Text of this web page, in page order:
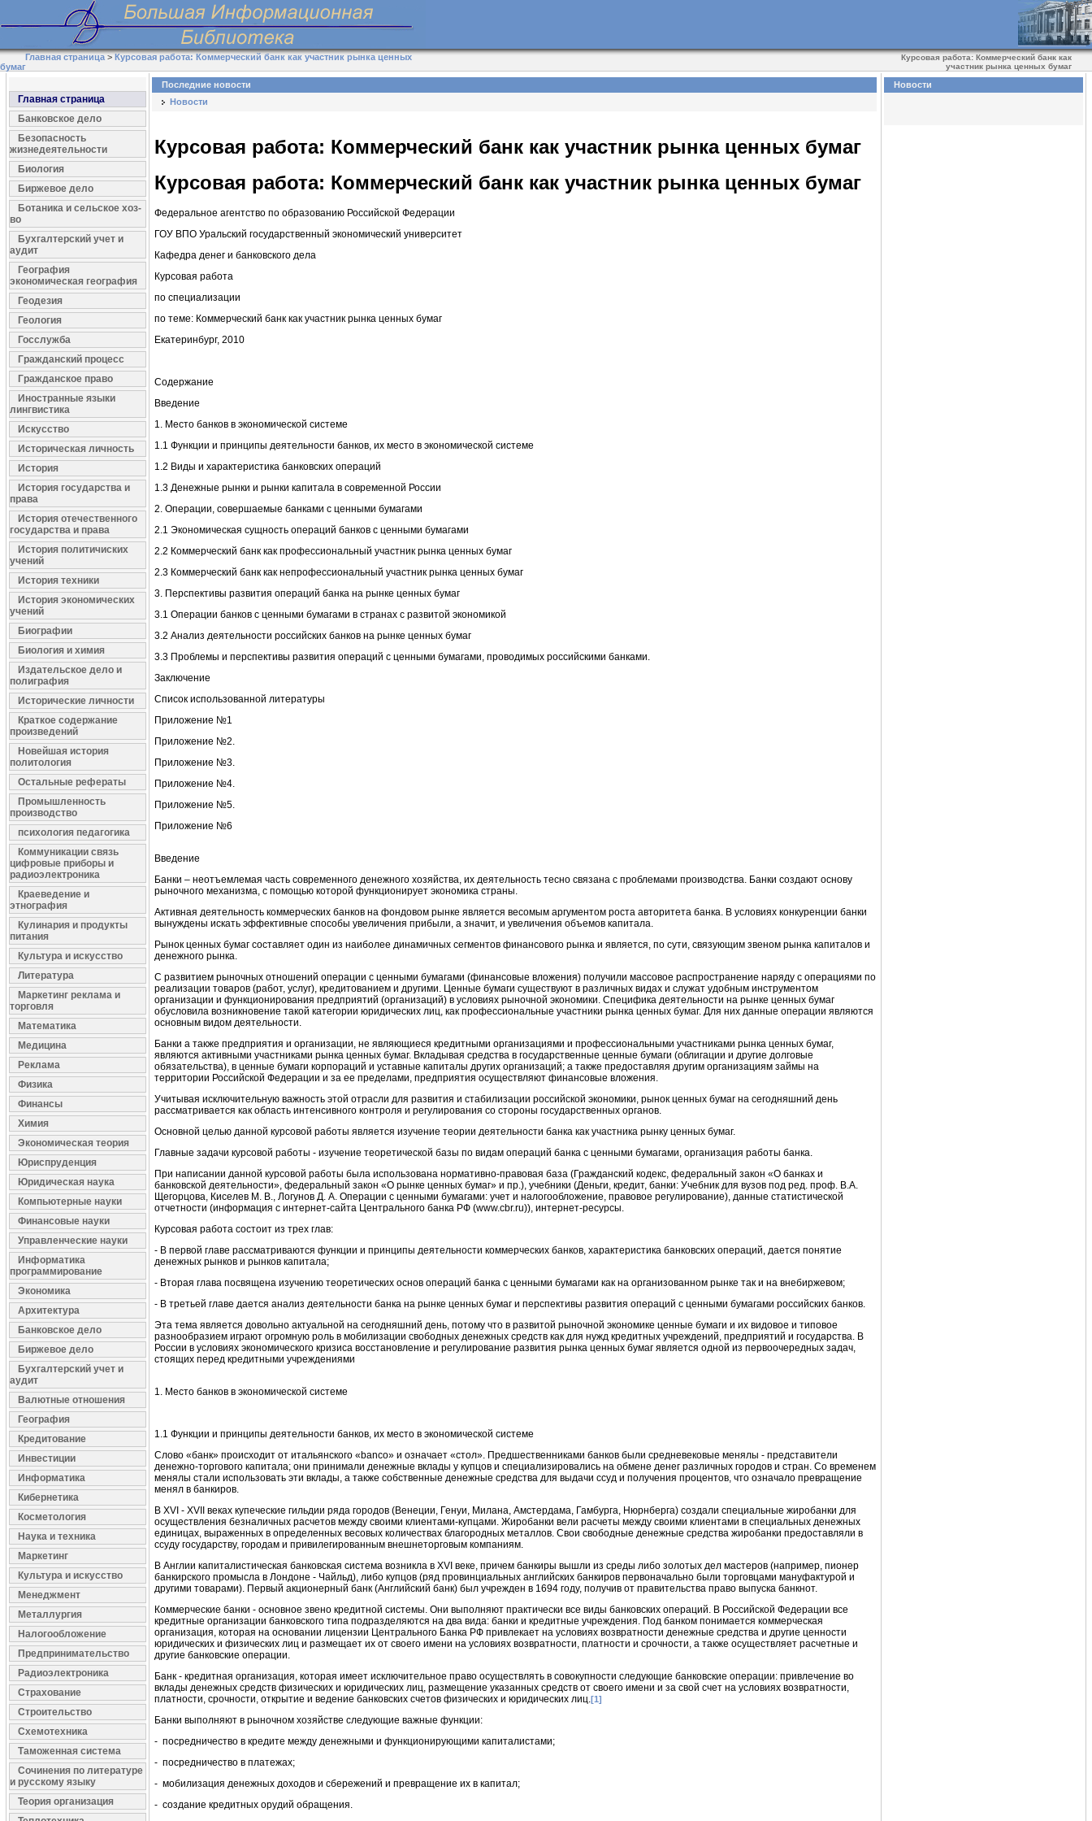
Главная страница>Курсовая работа: Коммерческий банк как участник рынка ценных
бумаг
Курсовая работа: Коммерческий банк как
участник рынка ценных бумаг
Главная страница
Банковское дело
Безопасность
жизнедеятельности
Биология
Биржевое дело
Ботаника и сельское хоз-
во
Бухгалтерский учет и
аудит
География
экономическая география
Геодезия
Геология
Госслужба
Гражданский процесс
Гражданское право
Иностранные языки
лингвистика
Искусство
Историческая личность
История
История государства и
права
История отечественного
государства и права
История политичиских
учений
История техники
История экономических
учений
Биографии
Биология и химия
Издательское дело и
полиграфия
Исторические личности
Краткое содержание
произведений
Новейшая история
политология
Остальные рефераты
Промышленность
производство
психология педагогика
Коммуникации связь
цифровые приборы и
радиоэлектроника
Краеведение и
этнография
Кулинария и продукты
питания
Культура и искусство
Литература
Маркетинг реклама и
торговля
Математика
Медицина
Реклама
Физика
Финансы
Химия
Экономическая теория
Юриспруденция
Юридическая наука
Компьютерные науки
Финансовые науки
Управленческие науки
Информатика
программирование
Экономика
Архитектура
Банковское дело
Биржевое дело
Бухгалтерский учет и
аудит
Валютные отношения
География
Кредитование
Инвестиции
Информатика
Кибернетика
Косметология
Наука и техника
Маркетинг
Культура и искусство
Менеджмент
Металлургия
Налогообложение
Предпринимательство
Радиоэлектроника
Страхование
Строительство
Схемотехника
Таможенная система
Сочинения по литературе
и русскому языку
Теория организация
Последние новости
Новости
Курсовая работа: Коммерческий банк как участник рынка ценных бумаг
Курсовая работа: Коммерческий банк как участник рынка ценных бумаг
Федеральное агентство по образованию Российской Федерации
ГОУ ВПО Уральский государственный экономический университет
Кафедра денег и банковского дела
Курсовая работа
по специализации
по теме: Коммерческий банк как участник рынка ценных бумаг
Екатеринбург, 2010
Содержание
Введение
1. Место банков в экономической системе
1.1 Функции и принципы деятельности банков, их место в экономической системе
1.2 Виды и характеристика банковских операций
1.3 Денежные рынки и рынки капитала в современной России
2. Операции, совершаемые банками с ценными бумагами
2.1 Экономическая сущность операций банков с ценными бумагами
2.2 Коммерческий банк как профессиональный участник рынка ценных бумаг
2.3 Коммерческий банк как непрофессиональный участник рынка ценных бумаг
3. Перспективы развития операций банка на рынке ценных бумаг
3.1 Операции банков с ценными бумагами в странах с развитой экономикой
3.2 Анализ деятельности российских банков на рынке ценных бумаг
3.3 Проблемы и перспективы развития операций с ценными бумагами, проводимых российскими банками.
Заключение
Список использованной литературы
Приложение №1
Приложение №2.
Приложение №3.
Приложение №4.
Приложение №5.
Приложение №6
Введение
Банки – неотъемлемая часть современного денежного хозяйства, их деятельность тесно связана с проблемами производства. Банки создают основу
рыночного механизма, с помощью которой функционирует экономика страны.
Активная деятельность коммерческих банков на фондовом рынке является весомым аргументом роста авторитета банка. В условиях конкуренции банки
вынуждены искать эффективные способы увеличения прибыли, а значит, и увеличения объемов капитала.
Рынок ценных бумаг составляет один из наиболее динамичных сегментов финансового рынка и является, по сути, связующим звеном рынка капиталов и
денежного рынка.
С развитием рыночных отношений операции с ценными бумагами (финансовые вложения) получили массовое распространение наряду с операциями по
реализации товаров (работ, услуг), кредитованием и другими. Ценные бумаги существуют в различных видах и служат удобным инструментом
организации и функционирования предприятий (организаций) в условиях рыночной экономики. Специфика деятельности на рынке ценных бумаг
обусловила возникновение такой категории юридических лиц, как профессиональные участники рынка ценных бумаг. Для них данные операции являются
основным видом деятельности.
Банки а также предприятия и организации, не являющиеся кредитными организациями и профессиональными участниками рынка ценных бумаг,
являются активными участниками рынка ценных бумаг. Вкладывая средства в государственные ценные бумаги (облигации и другие долговые
обязательства), в ценные бумаги корпораций и уставные капиталы других организаций; а также предоставляя другим организациям займы на
территории Российской Федерации и за ее пределами, предприятия осуществляют финансовые вложения.
Учитывая исключительную важность этой отрасли для развития и стабилизации российской экономики, рынок ценных бумаг на сегодняшний день
рассматривается как область интенсивного контроля и регулирования со стороны государственных органов.
Основной целью данной курсовой работы является изучение теории деятельности банка как участника рынку ценных бумаг.
Главные задачи курсовой работы - изучение теоретической базы по видам операций банка с ценными бумагами, организация работы банка.
При написании данной курсовой работы была использована нормативно-правовая база (Гражданский кодекс, федеральный закон «О банках и
банковской деятельности», федеральный закон «О рынке ценных бумаг» и пр.), учебники (Деньги, кредит, банки: Учебник для вузов под ред. проф. В.А.
Щегорцова, Киселев М. В., Логунов Д. А. Операции с ценными бумагами: учет и налогообложение, правовое регулирование), данные статистической
отчетности (информация с интернет-сайта Центрального банка РФ (www.cbr.ru)), интернет-ресурсы.
Курсовая работа состоит из трех глав:
- В первой главе рассматриваются функции и принципы деятельности коммерческих банков, характеристика банковских операций, дается понятие
денежных рынков и рынков капитала;
- Вторая глава посвящена изучению теоретических основ операций банка с ценными бумагами как на организованном рынке так и на внебиржевом;
- В третьей главе дается анализ деятельности банка на рынке ценных бумаг и перспективы развития операций с ценными бумагами российских банков.
Эта тема является довольно актуальной на сегодняшний день, потому что в развитой рыночной экономике ценные бумаги и их видовое и типовое
разнообразием играют огромную роль в мобилизации свободных денежных средств как для нужд кредитных учреждений, предприятий и государства. В
России в условиях экономического кризиса восстановление и регулирование развития рынка ценных бумаг является одной из первоочередных задач,
стоящих перед кредитными учреждениями
1. Место банков в экономической системе
1.1 Функции и принципы деятельности банков, их место в экономической системе
Слово «банк» происходит от итальянского «banco» и означает «стол». Предшественниками банков были средневековые менялы - представители
денежно-торгового капитала; они принимали денежные вклады у купцов и специализировались на обмене денег различных городов и стран. Со временем
менялы стали использовать эти вклады, а также собственные денежные средства для выдачи ссуд и получения процентов, что означало превращение
менял в банкиров.
В XVI - XVII веках купеческие гильдии ряда городов (Венеции, Генуи, Милана, Амстердама, Гамбурга, Нюрнберга) создали специальные жиробанки для
осуществления безналичных расчетов между своими клиентами-купцами. Жиробанки вели расчеты между своими клиентами в специальных денежных
единицах, выраженных в определенных весовых количествах благородных металлов. Свои свободные денежные средства жиробанки предоставляли в
ссуду государству, городам и привилегированным внешнеторговым компаниям.
В Англии капиталистическая банковская система возникла в XVI веке, причем банкиры вышли из среды либо золотых дел мастеров (например, пионер
банкирского промысла в Лондоне - Чайльд), либо купцов (ряд провинциальных английских банкиров первоначально были торговцами мануфактурой и
другими товарами). Первый акционерный банк (Английский банк) был учрежден в 1694 году, получив от правительства право выпуска банкнот.
Коммерческие банки - основное звено кредитной системы. Они выполняют практически все виды банковских операций. В Российской Федерации все
кредитные организации банковского типа подразделяются на два вида: банки и кредитные учреждения. Под банком понимается коммерческая
организация, которая на основании лицензии Центрального Банка РФ привлекает на условиях возвратности денежные средства и другие ценности
юридических и физических лиц и размещает их от своего имени на условиях возвратности, платности и срочности, а также осуществляет расчетные и
другие банковские операции.
Банк - кредитная организация, которая имеет исключительное право осуществлять в совокупности следующие банковские операции: привлечение во
вклады денежных средств физических и юридических лиц, размещение указанных средств от своего имени и за свой счет на условиях возвратности,
платности, срочности, открытие и ведение банковских счетов физических и юридических лиц.[1]
Банки выполняют в рыночном хозяйстве следующие важные функции:
- посредничество в кредите между денежными и функционирующими капиталистами;
- посредничество в платежах;
- мобилизация денежных доходов и сбережений и превращение их в капитал;
- создание кредитных орудий обращения.
Новости